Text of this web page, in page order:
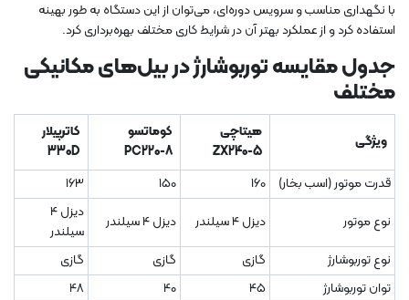
با نگهداری مناسب و سرویس دوره‌ای، می‌توان از این دستگاه به طور بهینه
استفاده کرد و از عملکرد بهتر آن در شرایط کاری مختلف بهره‌برداری کرد.
جدول مقایسه توربوشارژ در بیل‌های مکانیکی
مختلف
ویژگی
هیتاچی
ZX240-5
کوماتسو
PC220-8
کاترپیلار
330D
قدرت موتور (اسب بخار)
160
150
163
نوع موتور
دیزل 4 سیلندر دیزل 4 سیلندر
دیزل 4
سیلندر
نوع توربوشارژ
گازی گازی
گازی
توان توربوشارژ
45
40
48